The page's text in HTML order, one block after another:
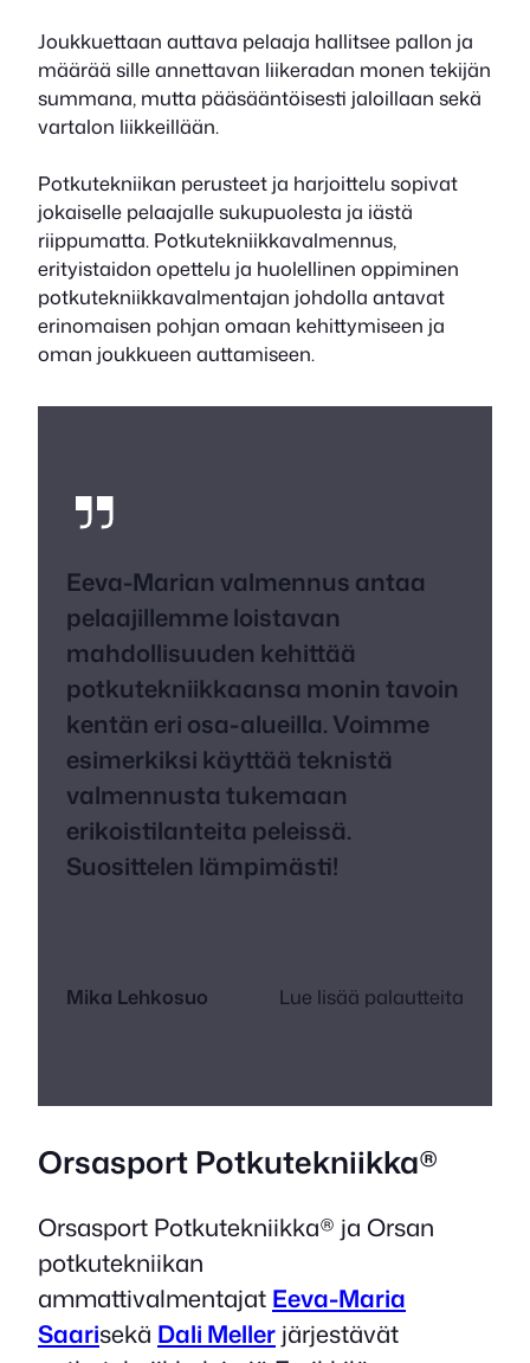
Joukkuettaan auttava pelaaja hallitsee pallon ja
määrää sille annettavan liikeradan monen tekijän
summana, mutta pääsääntöisesti jaloillaan sekä
vartalon liikkeillään.
Potkutekniikan perusteet ja harjoittelu sopivat
jokaiselle pelaajalle sukupuolesta ja iästä
riippumatta. Potkutekniikkavalmennus,
erityistaidon opettelu ja huolellinen oppiminen
potkutekniikkavalmentajan johdolla antavat
erinomaisen pohjan omaan kehittymiseen ja
oman joukkueen auttamiseen.
Eeva-Marian valmennus antaa
pelaajillemme loistavan
mahdollisuuden kehittää
potkutekniikkaansa monin tavoin
kentän eri osa-alueilla. Voimme
esimerkiksi käyttää teknistä
valmennusta tukemaan
erikoistilanteita peleissä.
Suosittelen lämpimästi!
Mika Lehkosuo Lue lisää palautteita
Orsasport Potkutekniikka®
Orsasport Potkutekniikka® ja Orsan
potkutekniikan
ammattivalmentajat Eeva-Maria
Saarisekä Dali Meller järjestävät